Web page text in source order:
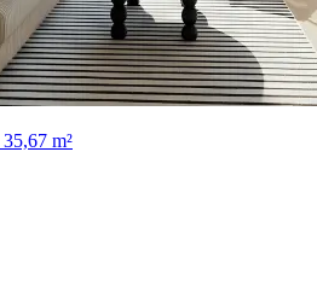
35,67 m²